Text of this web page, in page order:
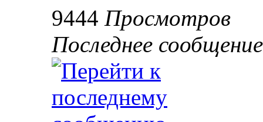
9444 Просмотров
Последнее